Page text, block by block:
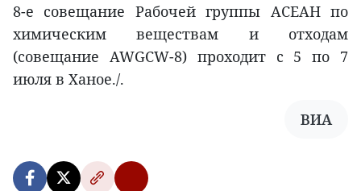
8-е совещание Рабочей группы АСЕАН по
химическим веществам и отходам
(совещание AWGCW-8) проходит с 5 по 7
июля в Ханое./.
ВИА